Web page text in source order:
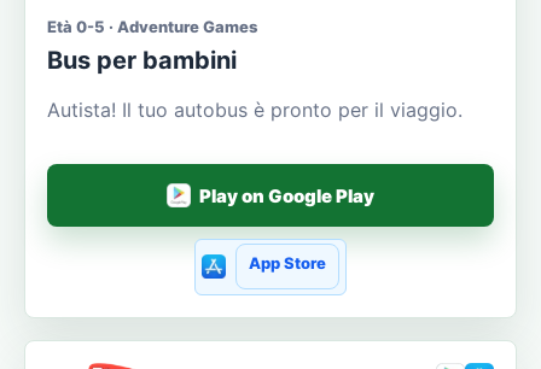
Età 0-5 · Adventure Games
Bus per bambini
Autista! Il tuo autobus è pronto per il viaggio.
Play on Google Play
App Store